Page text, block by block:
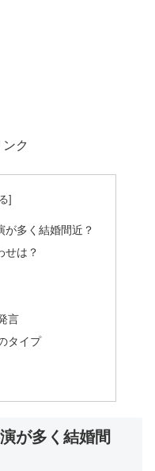
ク
が多く結婚間近？
せは？
言
タイプ
が多く結婚間